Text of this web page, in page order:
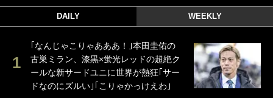
DAILY WEEKLY
｢なんじゃこりゃあああ！｣本田圭佑の
古巣ミラン、漆黒×蛍光レッドの超絶ク
ールな新サードユニに世界が熱狂｢サー
ドなのにズルい｣｢こりゃかっけえわ｣